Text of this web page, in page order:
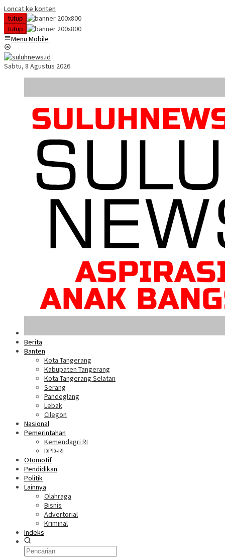
Loncat ke konten
tutup
tutup
Menu Mobile
Sabtu, 8 Agustus 2026
Berita
Banten
Kota Tangerang
Kabupaten Tangerang
Kota Tangerang Selatan
Serang
Pandeglang
Lebak
Cilegon
Nasional
Pemerintahan
Kemendagri RI
DPD-RI
Otomotif
Pendidikan
Politik
Lainnya
Olahraga
Bisnis
Advertorial
Kriminal
Indeks